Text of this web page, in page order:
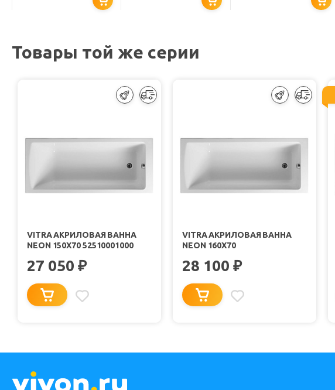
Товары той же серии
VITRA АКРИЛОВАЯ ВАННА
NEON 150X70 52510001000
27 050 ₽
VITRA АКРИЛОВАЯ ВАННА
NEON 160X70
28 100 ₽